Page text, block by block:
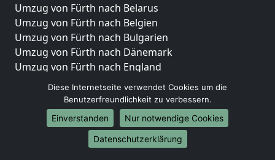
Umzug von Fürth nach Belarus
Umzug von Fürth nach Belgien
Umzug von Fürth nach Bulgarien
Umzug von Fürth nach Dänemark
Umzug von Fürth nach England
Umzug von Fürth nach Portugal
Umzug von Fürth nach Bosnien und Herzegowina
Umzug von Fürth nach Irland
Umzug von Fürth nach Lettland
Umzug von Fürth nach Zypern
Diese Internetseite verwendet Cookies um die
Benutzerfreundlichkeit zu verbessern.
Einverstanden
Nur notwendige Cookies
Datenschutzerklärung